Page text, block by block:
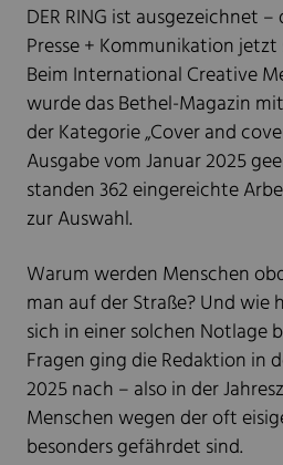
DER RING ist ausgezeichnet
Presse + Kommunikation
Beim International Creative
wurde das Bethel-Magazin
der Kategorie „Cover and
Ausgabe vom Januar 2025
standen 362 eingereichte
zur Auswahl.
Warum werden Menschen
man auf der Straße? Und wie
sich in einer solchen Notlage
Fragen ging die Redaktion in
2025 nach – also in der
Menschen wegen der oft
besonders gefährdet sind.